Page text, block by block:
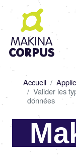
d'Ariane
Accueil
Valider les
données